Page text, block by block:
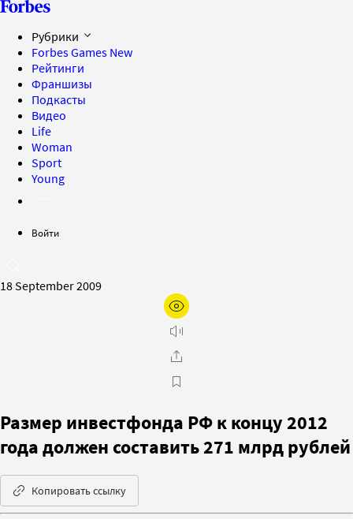
Рубрики
Forbes Games New
Рейтинги
Франшизы
Подкасты
Видео
Life
Woman
Sport
Young
Войти
18 September 2009
Размер инвестфонда РФ к концу 2012
года должен составить 271 млрд рублей
Копировать ссылку